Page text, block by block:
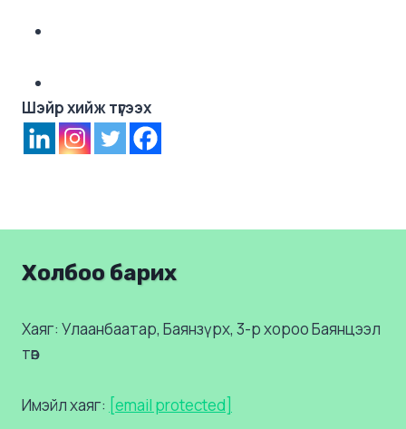
Шэйр хийж түгээх
Холбоо барих
Хаяг: Улаанбаатар, Баянзүрх, 3-р хороо Баянцээл
төв
Имэйл хаяг: [email protected]